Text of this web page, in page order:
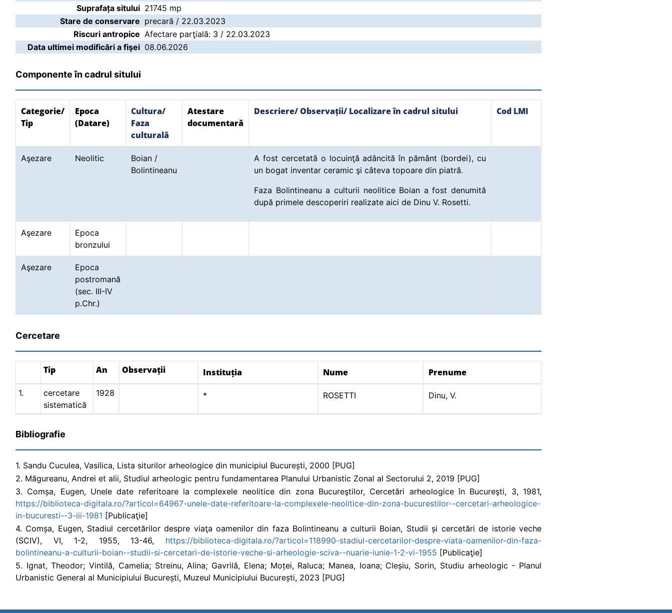
Suprafața sitului 21745 mp
Stare de conservare precară / 22.03.2023
Riscuri antropice Afectare parţială: 3 / 22.03.2023
Data ultimei modificări a fişei 08.06.2026
Componente în cadrul sitului
Categorie/
Tip
Epoca
(Datare)
Cultura/
Faza
culturală
Atestare
documentară
Descriere/ Observații/ Localizare în cadrul sitului Cod LMI
Aşezare Neolitic
Boian /
Bolintineanu
A fost cercetată o locuinţă adâncită în pământ (bordei), cu
un bogat inventar ceramic şi câteva topoare din piatră.
Faza Bolintineanu a culturii neolitice Boian a fost denumită
după primele descoperiri realizate aici de Dinu V. Rosetti.
Aşezare
Epoca
bronzului
Aşezare
Epoca
postromană
(sec. III-IV
p.Chr.)
Cercetare
Tip An Observații Instituția Nume Prenume
1.
cercetare
sistematică
1928 * ROSETTI Dinu, V.
Bibliografie
1. Sandu Cuculea, Vasilica, Lista siturilor arheologice din municipiul București, 2000 [PUG]
2. Măgureanu, Andrei et alii, Studiul arheologic pentru fundamentarea Planului Urbanistic Zonal al Sectorului 2, 2019 [PUG]
3. Comșa, Eugen, Unele date referitoare la complexele neolitice din zona Bucureştilor, Cercetări arheologice în Bucureşti, 3, 1981,
https://biblioteca-digitala.ro/?articol=64967-unele-date-referitoare-la-complexele-neolitice-din-zona-bucurestilor--cercetari-arheologice-
in-bucuresti--3-iii-1981 [Publicaţie]
4. Comșa, Eugen, Stadiul cercetărilor despre viaţa oamenilor din faza Bolintineanu a culturii Boian, Studii și cercetări de istorie veche
(SCIV), VI, 1-2, 1955, 13-46, https://biblioteca-digitala.ro/?articol=118990-stadiul-cercetarilor-despre-viata-oamenilor-din-faza-
bolintineanu-a-culturii-boian--studii-si-cercetari-de-istorie-veche-si-arheologie-sciva--nuarie-iunie-1-2-vi-1955 [Publicaţie]
5. Ignat, Theodor; Vintilă, Camelia; Streinu, Alina; Gavrilă, Elena; Moței, Raluca; Manea, Ioana; Cleșiu, Sorin, Studiu arheologic - Planul
Urbanistic General al Municipiului București, Muzeul Municipiului București, 2023 [PUG]